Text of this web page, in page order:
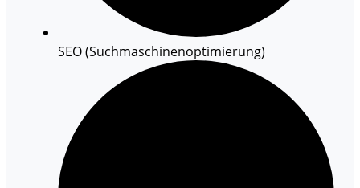
SEO (Suchmaschinenoptimierung)